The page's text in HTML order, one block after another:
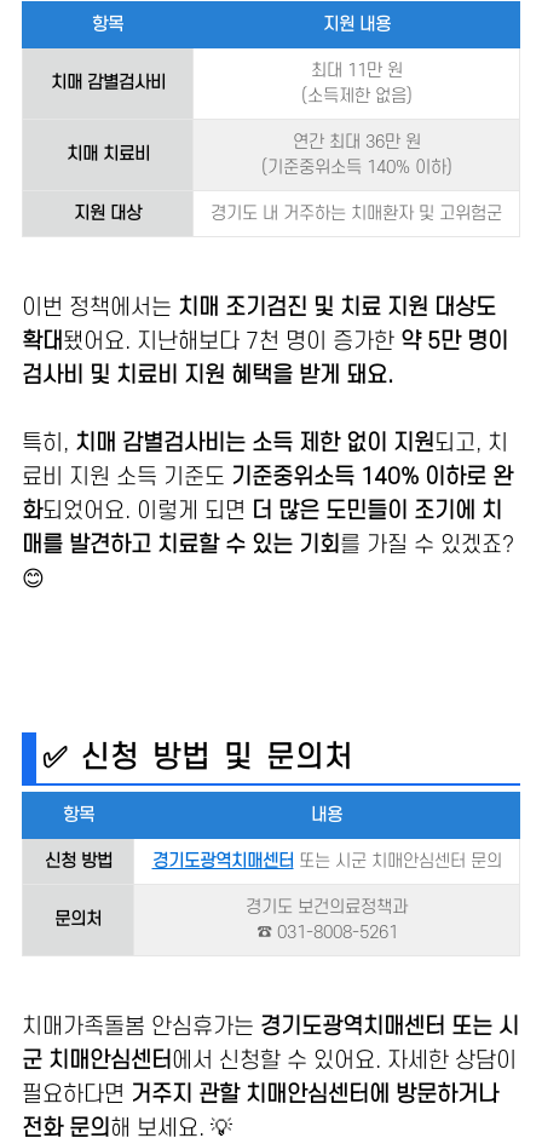
항목 지원 내용
치매 감별검사비
최대 11만 원
(소득제한 없음)
치매 치료비
연간 최대 36만 원
(기준중위소득 140% 이하)
지원 대상 경기도 내 거주하는 치매환자 및 고위험군
이번 정책에서는 치매 조기검진 및 치료 지원 대상도
확대 됐어요. 지난해보다 7천 명이 증가한 약 5만 명이
검사비 및 치료비 지원 혜택을 받게 돼요.
특히, 치매 감별검사비는 소득 제한 없이 지원되고, 치
료비 지원 소득 기준도 기준중위소득 140% 이하로 완
화되었어요. 이렇게 되면 더 많은 도민들이 조기에 치
매를 발견하고 치료할 수 있는 기회 를 가질 수 있겠죠?
😊
✅ 신청 방법 및 문의처
항목 내용
신청 방법 경기도광역치매센터 또는 시군 치매안심센터 문의
문의처
경기도 보건의료정책과
☎ 031-8008-5261
치매가족돌봄 안심휴가는 경기도광역치매센터 또는 시
군 치매안심센터 에서 신청할 수 있어요. 자세한 상담이
필요하다면 거주지 관할 치매안심센터에 방문하거나
전화 문의 해 보세요. 💡